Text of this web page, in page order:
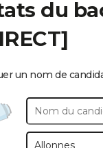
du
un nom de